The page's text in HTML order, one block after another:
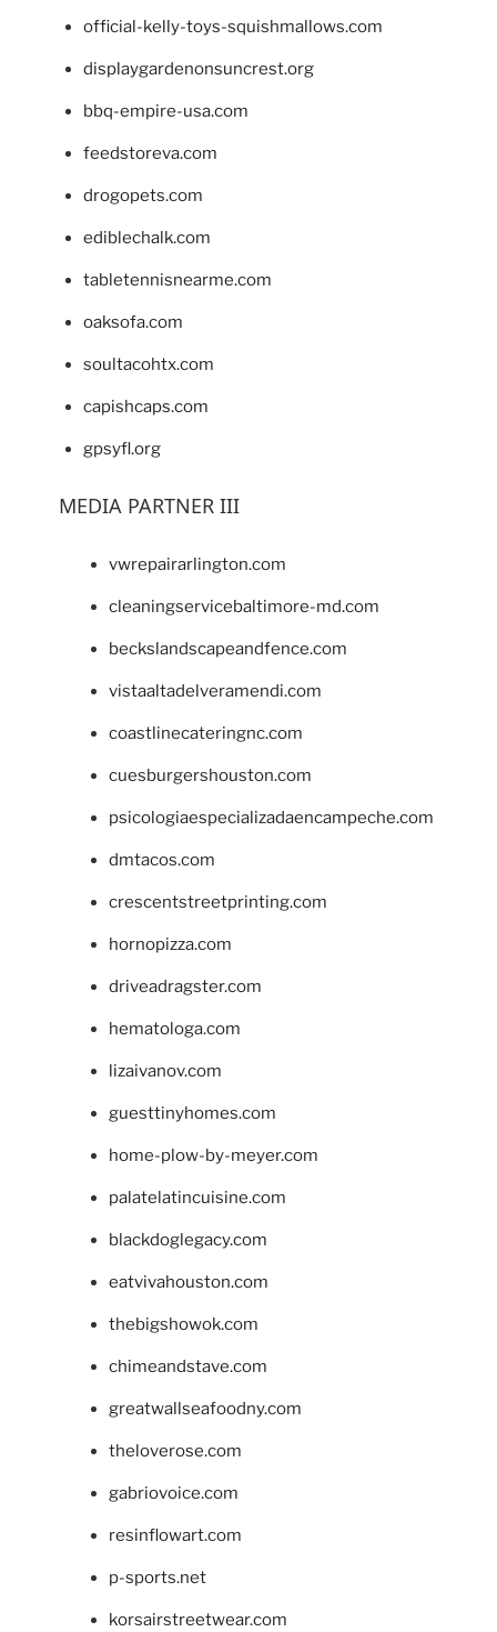
official-kelly-toys-squishmallows.com
displaygardenonsuncrest.org
bbq-empire-usa.com
feedstoreva.com
drogopets.com
ediblechalk.com
tabletennisnearme.com
oaksofa.com
soultacohtx.com
capishcaps.com
gpsyfl.org
MEDIA PARTNER III
vwrepairarlington.com
cleaningservicebaltimore-md.com
beckslandscapeandfence.com
vistaaltadelveramendi.com
coastlinecateringnc.com
cuesburgershouston.com
psicologiaespecializadaencampeche.com
dmtacos.com
crescentstreetprinting.com
hornopizza.com
driveadragster.com
hematologa.com
lizaivanov.com
guesttinyhomes.com
home-plow-by-meyer.com
palatelatincuisine.com
blackdoglegacy.com
eatvivahouston.com
thebigshowok.com
chimeandstave.com
greatwallseafoodny.com
theloverose.com
gabriovoice.com
resinflowart.com
p-sports.net
korsairstreetwear.com